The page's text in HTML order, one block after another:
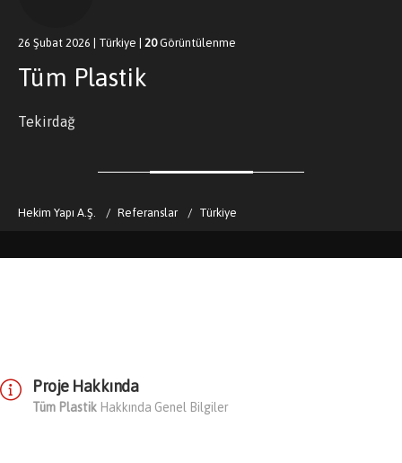
26 Şubat 2026 | Türkiye | 20Görüntülenme
Tüm Plastik
Tekirdağ
Hekim Yapı A.Ş. Referanslar Türkiye
Proje Hakkında
Tüm Plastik Hakkında Genel Bilgiler